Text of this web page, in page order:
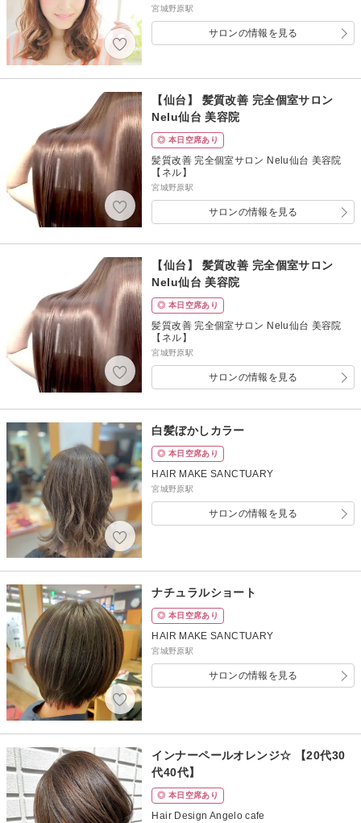
宮城野原駅
サロンの情報を見る
【仙台】 髪質改善 完全個室サロン
Nelu仙台 美容院
◎ 本日空席あり
髪質改善 完全個室サロン Nelu仙台 美容院
【ネル】
宮城野原駅
サロンの情報を見る
【仙台】 髪質改善 完全個室サロン
Nelu仙台 美容院
◎ 本日空席あり
髪質改善 完全個室サロン Nelu仙台 美容院
【ネル】
宮城野原駅
サロンの情報を見る
白髪ぼかしカラー
◎ 本日空席あり
HAIR MAKE SANCTUARY
宮城野原駅
サロンの情報を見る
ナチュラルショート
◎ 本日空席あり
HAIR MAKE SANCTUARY
宮城野原駅
サロンの情報を見る
インナーペールオレンジ☆ 【20代30
代40代】
◎ 本日空席あり
Hair Design Angelo cafe